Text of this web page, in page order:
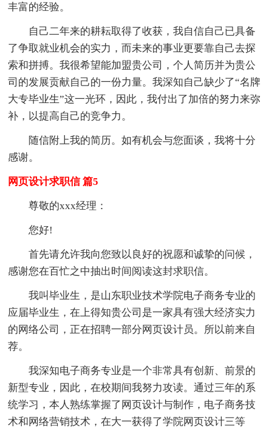
丰富的经验。
自己二年来的耕耘取得了收获，我自信自己已具备
了争取就业机会的实力，而未来的事业更要靠自己去探
索和拼搏。我很希望能加盟贵公司，个人简历并为贵公
司的发展贡献自己的一份力量。我深知自己缺少了“名牌
大专毕业生”这一光环，因此，我付出了加倍的努力来弥
补，以提高自己的竞争力。
随信附上我的简历。如有机会与您面谈，我将十分
感谢。
网页设计求职信 篇5
尊敬的xxx经理：
您好!
首先请允许我向您致以良好的祝愿和诚挚的问候，
感谢您在百忙之中抽出时间阅读这封求职信。
我叫毕业生，是山东职业技术学院电子商务专业的
应届毕业生，在上得知贵公司是一家具有强大经济实力
的网络公司，正在招聘一部分网页设计员。所以前来自
荐。
我深知电子商务专业是一个非常具有创新、前景的
新型专业，因此，在校期间我努力攻读。通过三年的系
统学习，本人熟练掌握了网页设计与制作，电子商务技
术和网络营销技术，在大一获得了学院网页设计三等